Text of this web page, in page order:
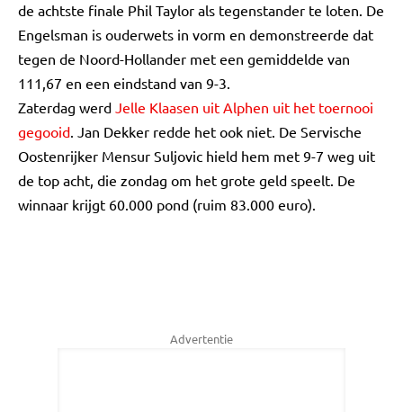
de achtste finale Phil Taylor als tegenstander te loten. De
Engelsman is ouderwets in vorm en demonstreerde dat
tegen de Noord-Hollander met een gemiddelde van
111,67 en een eindstand van 9-3.
Zaterdag werd Jelle Klaasen uit Alphen uit het toernooi
gegooid. Jan Dekker redde het ook niet. De Servische
Oostenrijker Mensur Suljovic hield hem met 9-7 weg uit
de top acht, die zondag om het grote geld speelt. De
winnaar krijgt 60.000 pond (ruim 83.000 euro).
Advertentie